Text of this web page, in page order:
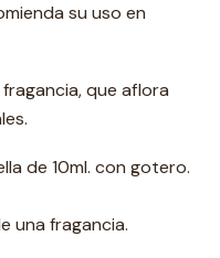
su uso en
que aflora
de 10ml. con gotero.
una fragancia.